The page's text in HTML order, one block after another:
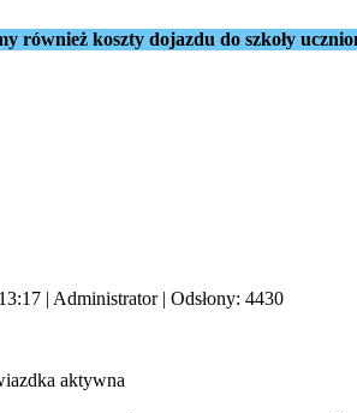
również koszty dojazdu do szkoły
Administrator| Odsłony: 4430